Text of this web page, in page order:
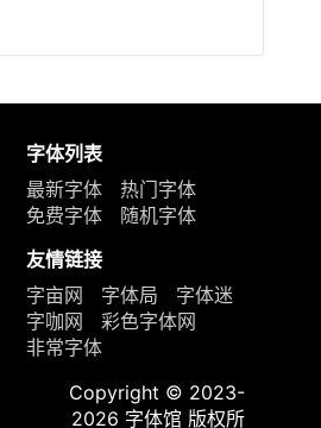
字体列表
最新字体
热门字体
免费字体
随机字体
友情链接
字亩网
字体局
字体迷
字咖网
彩色字体网
非常字体
Copyright © 2023-
2026 字体馆 版权所